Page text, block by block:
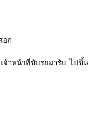
อก
จ้าหน้าที่ขับรถมารับ ไปขึ้น